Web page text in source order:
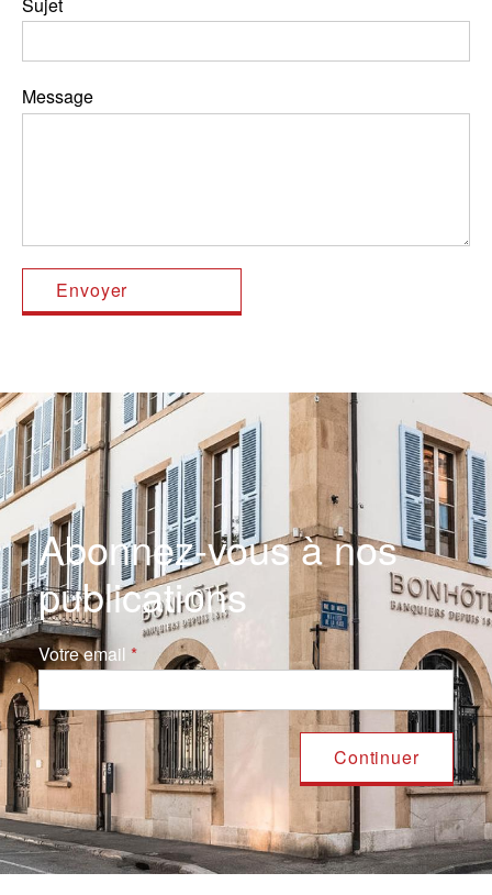
Message
Abonnez-vous à nos
publications
Votre email